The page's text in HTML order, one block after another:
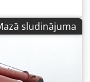
sludinājuma